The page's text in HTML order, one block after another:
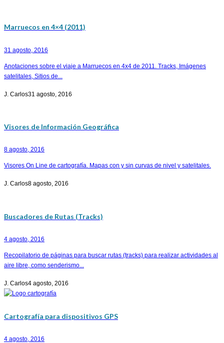
Marruecos en 4×4 (2011)
31 agosto, 2016
Anotaciones sobre el viaje a Marruecos en 4x4 de 2011. Tracks, Imágenes
satelitales, Sitios de...
J. Carlos31 agosto, 2016
Visores de Información Geográfica
8 agosto, 2016
Visores On Line de cartografía. Mapas con y sin curvas de nivel y satelitales.
J. Carlos8 agosto, 2016
Buscadores de Rutas (Tracks)
4 agosto, 2016
Recopilatorio de páginas para buscar rutas (tracks) para realizar actividades al
aire libre, como senderismo...
J. Carlos4 agosto, 2016
Cartografía para dispositivos GPS
4 agosto, 2016